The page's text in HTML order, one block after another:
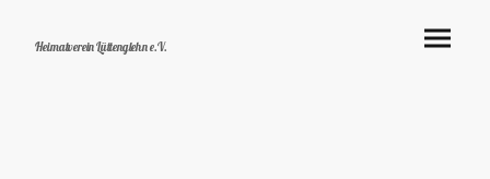
Heimatverein Lüttenglehn e.V.